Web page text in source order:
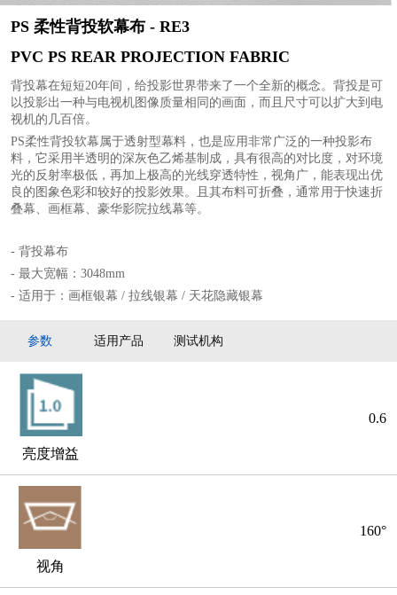
PS 柔性背投软幕布 - RE3
PVC PS REAR PROJECTION FABRIC
背投幕在短短20年间，给投影世界带来了一个全新的概念。背投是可
以投影出一种与电视机图像质量相同的画面，而且尺寸可以扩大到电
视机的几百倍。
PS柔性背投软幕属于透射型幕料，也是应用非常广泛的一种投影布
料，它采用半透明的深灰色乙烯基制成，具有很高的对比度，对环境
光的反射率极低，再加上极高的光线穿透特性，视角广，能表现出优
良的图象色彩和较好的投影效果。且其布料可折叠，通常用于快速折
叠幕、画框幕、豪华影院拉线幕等。
- 背投幕布
- 最大宽幅：3048mm
- 适用于：画框银幕 / 拉线银幕 / 天花隐藏银幕
参数 适用产品 测试机构
亮度增益
0.6
视角
160°